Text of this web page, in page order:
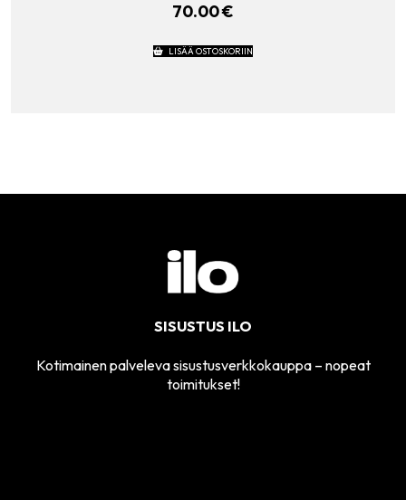
70.00€
LISÄÄ OSTOSKORIIN
SISUSTUS ILO
Kotimainen palveleva sisustusverkkokauppa – nopeat
toimitukset!